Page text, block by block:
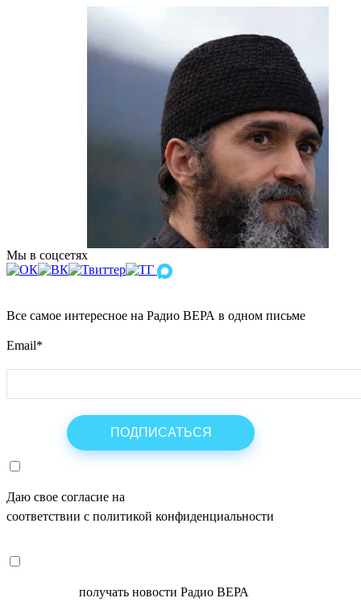
Мы в соцсетях
Все самое интересное на Радио ВЕРА в одном письме
Email*
Даю свое согласие на
соответствии с политикой конфиденциальности
получать новости Радио ВЕРА